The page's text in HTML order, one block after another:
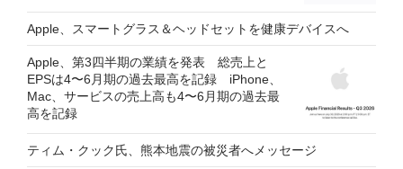
Apple、スマートグラス＆ヘッドセットを健康デバイスへ
Apple、第3四半期の業績を発表 総売上と
EPSは4〜6月期の過去最高を記録 iPhone、
Mac、サービスの売上高も4〜6月期の過去最
高を記録
ティム・クック氏、熊本地震の被災者へメッセージ